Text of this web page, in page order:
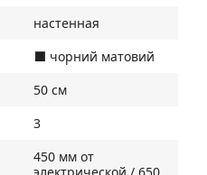
настенная
⬛️ чорний матовий
50 см
3
450 мм от